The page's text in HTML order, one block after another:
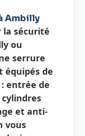
Ambilly
la sécurité
ou
serrure
équipés de
entrée de
et anti-
vous